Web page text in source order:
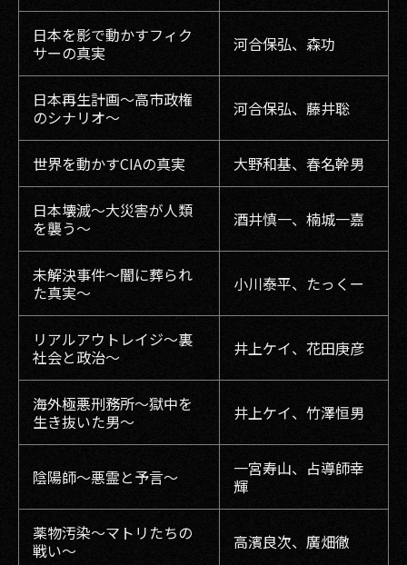
日本を影で動かすフィク
サーの真実
河合保弘、森功
日本再生計画〜高市政権
のシナリオ〜
河合保弘、藤井聡
世界を動かすCIAの真実 大野和基、春名幹男
日本壊滅〜大災害が人類
を襲う〜
酒井慎一、楠城一嘉
未解決事件〜闇に葬られ
た真実〜
小川泰平、たっくー
リアルアウトレイジ〜裏
社会と政治〜
井上ケイ、花田庚彦
海外極悪刑務所〜獄中を
生き抜いた男〜
井上ケイ、竹澤恒男
陰陽師〜悪霊と予言〜
一宮寿山、占導師幸
輝
薬物汚染〜マトリたちの
戦い〜
高濱良次、廣畑徹